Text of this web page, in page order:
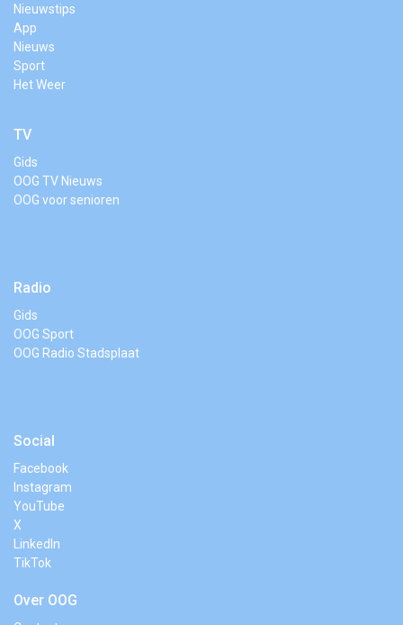
Nieuwstips
App
Nieuws
Sport
Het Weer
TV
Gids
OOG TV Nieuws
OOG voor senioren
Radio
Gids
OOG Sport
OOG Radio Stadsplaat
Social
Facebook
Instagram
YouTube
X
LinkedIn
TikTok
Over OOG